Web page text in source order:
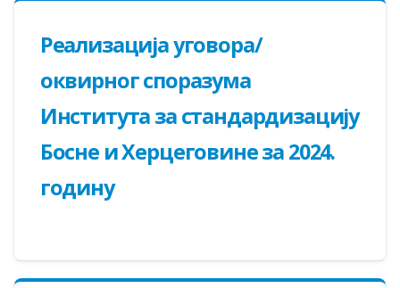
Реализација уговора/
оквирног споразума
Института за стандардизацију
Босне и Херцеговине за 2024.
годину